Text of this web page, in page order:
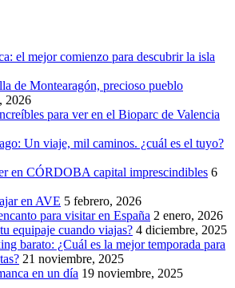
el mejor comienzo para descubrir la isla
de Montearagón, precioso pueblo
2026
para ver en el Bioparc de Valencia
Un viaje, mil caminos. ¿cuál es el tuyo?
en CÓRDOBA capital imprescindibles 6
en AVE 5 febrero, 2026
para visitar en España 2 enero, 2026
equipaje cuando viajas? 4 diciembre, 2025
barato: ¿Cuál es la mejor temporada para
21 noviembre, 2025
en un día 19 noviembre, 2025